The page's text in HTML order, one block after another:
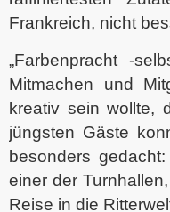
Frankreich, nicht
„Farbenpracht -
Mitmachen und
kreativ sein wollte,
jüngsten Gäste
besonders
einer der
Reise in die